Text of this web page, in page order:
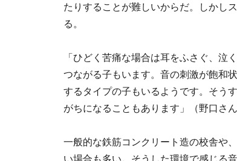
たりすることが難しいからだ。しかし
る。
「ひどく苦痛な場合は耳をふさぐ、泣
つながる子もいます。音の刺激が飽和
するタイプの子もいるようです。そう
がちになることもあります」（野口さん
一般的な鉄筋コンクリート造の校舎や
い場合も多い。そうした環境で感じる